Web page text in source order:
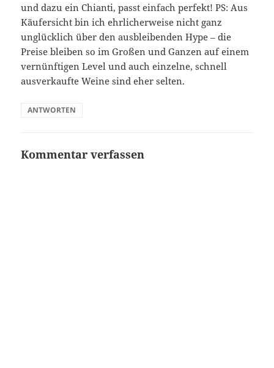
und dazu ein Chianti, passt einfach perfekt! PS: Aus
Käufersicht bin ich ehrlicherweise nicht ganz
unglücklich über den ausbleibenden Hype – die
Preise bleiben so im Großen und Ganzen auf einem
vernünftigen Level und auch einzelne, schnell
ausverkaufte Weine sind eher selten.
ANTWORTEN
Kommentar verfassen